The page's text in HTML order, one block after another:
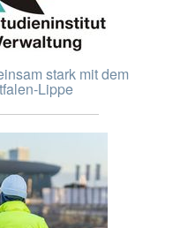
stark mit dem
Lippe